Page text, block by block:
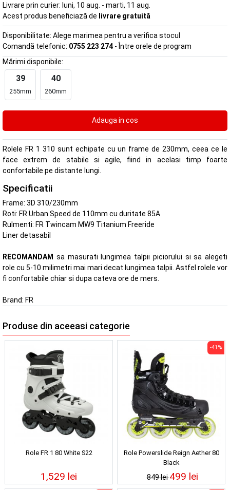
Livrare prin curier: luni, 10 aug. - marti, 11 aug.
Acest produs beneficiază de livrare gratuită
Disponibilitate: Alege marimea pentru a verifica stocul
Comandă telefonic: 0755 223 274 - Între orele de program
Mărimi disponibile:
39
255mm
40
260mm
Rolele FR 1 310 sunt echipate cu un frame de 230mm, ceea ce le
face extrem de stabile si agile, fiind in acelasi timp foarte
confortabile pe distante lungi.
Specificatii
Frame: 3D 310/230mm
Roti: FR Urban Speed de 110mm cu duritate 85A
Rulmenti: FR Twincam MW9 Titanium Freeride
Liner detasabil
RECOMANDAM sa masurati lungimea talpii piciorului si sa alegeti
role cu 5-10 milimetri mai mari decat lungimea talpii. Astfel rolele vor
fi confortabile chiar si dupa cateva ore de mers.
Brand: FR
Produse din aceeasi categorie
Role FR 1 80 White S22
1,529 lei
Role Powerslide Reign Aether 80
Black
849 lei
-41%
499 lei